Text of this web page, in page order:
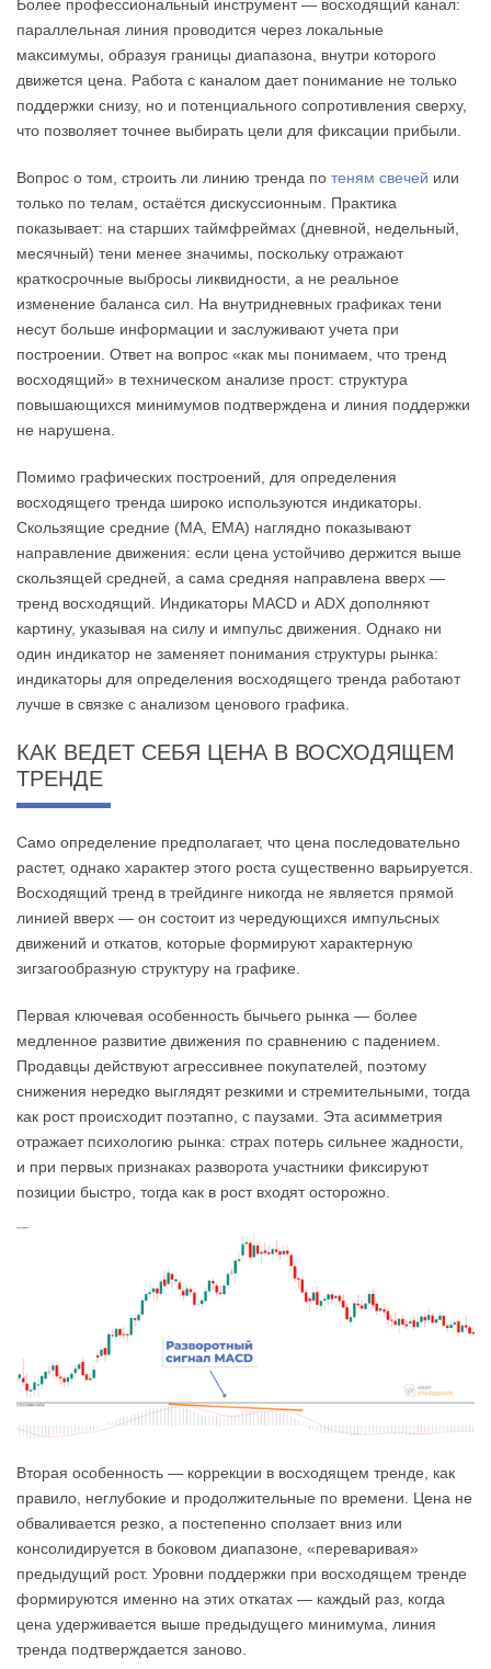
Более профессиональный инструмент — восходящий канал:
параллельная линия проводится через локальные
максимумы, образуя границы диапазона, внутри которого
движется цена. Работа с каналом дает понимание не только
поддержки снизу, но и потенциального сопротивления сверху,
что позволяет точнее выбирать цели для фиксации прибыли.
Вопрос о том, строить ли линию тренда по теням свечей или
только по телам, остаётся дискуссионным. Практика
показывает: на старших таймфреймах (дневной, недельный,
месячный) тени менее значимы, поскольку отражают
краткосрочные выбросы ликвидности, а не реальное
изменение баланса сил. На внутридневных графиках тени
несут больше информации и заслуживают учета при
построении. Ответ на вопрос «как мы понимаем, что тренд
восходящий» в техническом анализе прост: структура
повышающихся минимумов подтверждена и линия поддержки
не нарушена.
Помимо графических построений, для определения
восходящего тренда широко используются индикаторы.
Скользящие средние (MA, EMA) наглядно показывают
направление движения: если цена устойчиво держится выше
скользящей средней, а сама средняя направлена вверх —
тренд восходящий. Индикаторы MACD и ADX дополняют
картину, указывая на силу и импульс движения. Однако ни
один индикатор не заменяет понимания структуры рынка:
индикаторы для определения восходящего тренда работают
лучше в связке с анализом ценового графика.
КАК ВЕДЕТ СЕБЯ ЦЕНА В ВОСХОДЯЩЕМ
ТРЕНДЕ
Само определение предполагает, что цена последовательно
растет, однако характер этого роста существенно варьируется.
Восходящий тренд в трейдинге никогда не является прямой
линией вверх — он состоит из чередующихся импульсных
движений и откатов, которые формируют характерную
зигзагообразную структуру на графике.
Первая ключевая особенность бычьего рынка — более
медленное развитие движения по сравнению с падением.
Продавцы действуют агрессивнее покупателей, поэтому
снижения нередко выглядят резкими и стремительными, тогда
как рост происходит поэтапно, с паузами. Эта асимметрия
отражает психологию рынка: страх потерь сильнее жадности,
и при первых признаках разворота участники фиксируют
позиции быстро, тогда как в рост входят осторожно.
Вторая особенность — коррекции в восходящем тренде, как
правило, неглубокие и продолжительные по времени. Цена не
обваливается резко, а постепенно сползает вниз или
консолидируется в боковом диапазоне, «переваривая»
предыдущий рост. Уровни поддержки при восходящем тренде
формируются именно на этих откатах — каждый раз, когда
цена удерживается выше предыдущего минимума, линия
тренда подтверждается заново.